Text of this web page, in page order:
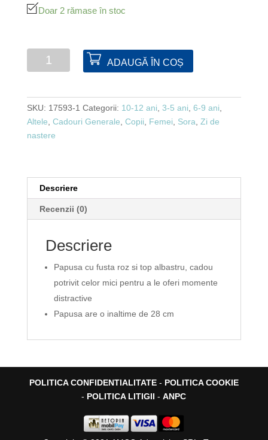
Doar 2 rămase în stoc
Cantitate
fusta
roz
si
top
ADAUGĂ ÎN COȘ
SKU: 17593-1 Categorii: 10-12 ani 3-5 ani 6-9 ani
Altele Cadouri Generale Copii Femei Sora Zi de
nastere
Descriere
Recenzii (0)
Descriere
Papusa cu fusta roz si top albastru, cadou
potrivit celor mici pentru a le oferi momente
distractive
Papusa are o inaltime de 28 cm
POLITICA CONFIDENTIALITATE- POLITICA COOKIE
- POLITICA LITIGII -ANPC